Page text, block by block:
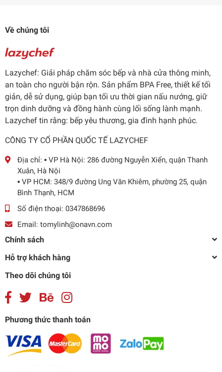
Về chúng tôi
Lazychef: Giải pháp chăm sóc bếp và nhà cửa thông minh,
an toàn cho người bận rộn. Sản phẩm BPA Free, thiết kế tối
giản, dễ sử dụng, giúp bạn tối ưu thời gian nấu nướng, giữ
trọn dinh dưỡng và đồng hành cùng lối sống lành mạnh.
Lazychef tin rằng: bếp yêu thương, gia đình hạnh phúc.
CÔNG TY CỔ PHẦN QUỐC TẾ LAZYCHEF
Địa chỉ: ▪️ VP Hà Nội: 286 đường Nguyễn Xiển, quận Thanh
Xuân, Hà Nội
▪️ VP HCM: 348/9 đường Ung Văn Khiêm, phường 25, quận
Bình Thạnh, HCM
Số điện thoại: 0347868696
Email: tomylinh@onavn.com
Chính sách
Hỗ trợ khách hàng
Theo dõi chúng tôi
Phương thức thanh toán